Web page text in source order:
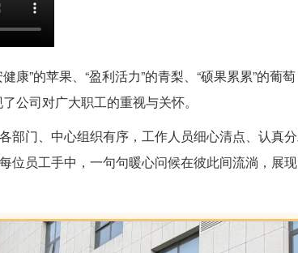
康”的苹果、“盈利活力”的青梨、“硕果累累”的葡
公司对广大职工的重视与关怀。
部门、中心组织有序，工作人员细心清点、认真
位员工手中，一句句暖心问候在彼此间流淌，展